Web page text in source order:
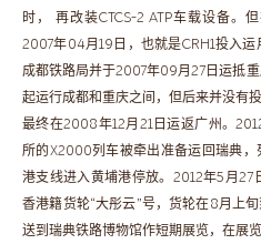
时， 再改装CTCS-2 ATP车载设备。
2007年04月19日，也就是CRH1投入
成都铁路局并于2007年09月27日运抵
起运行成都和重庆之间，但后来并没有
最终在2008年12月21日运返广州。
所的X2000列车被牵出准备运回瑞典
港支线进入黄埔港停放。2012年5月
香港籍货轮“大彤云”号，货轮在8月上
送到瑞典铁路博物馆作短期展览，在展